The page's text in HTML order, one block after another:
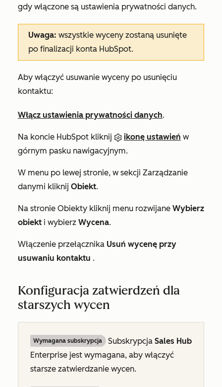
gdy włączone są ustawienia prywatności danych.
Uwaga: wszystkie wyceny zostaną usunięte
po finalizacji konta HubSpot.
Aby włączyć usuwanie wyceny po usunięciu
kontaktu:
Włącz ustawienia prywatności danych.
Na koncie HubSpot kliknij ikonę ustawień w
górnym pasku nawigacyjnym.
W menu po lewej stronie, w sekcji Zarządzanie
danymi kliknij Obiekt.
Na stronie Obiekty kliknij menu rozwijane Wybierz
obiekt i wybierz Wycena.
Włączenie przełącznika Usuń wycenę przy
usuwaniu kontaktu .
Konfiguracja zatwierdzeń dla
starszych wycen
Wymagana subskrypcja Subskrypcja Sales Hub
Enterprise jest wymagana, aby włączyć
starsze zatwierdzanie wycen.